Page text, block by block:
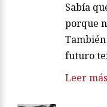
Sabía
porque
futuro
Leer más